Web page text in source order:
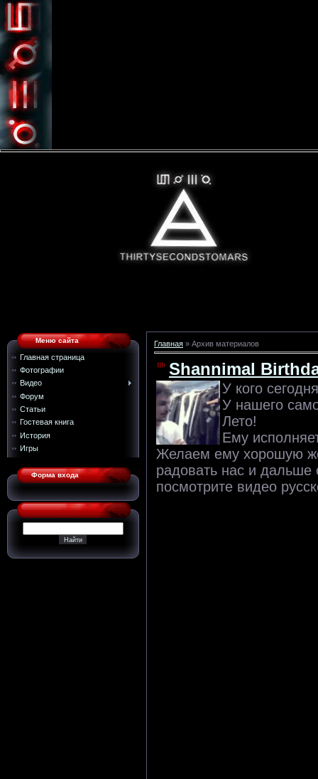
Меню сайта
Главная страница
Фотографии
Видео
Форум
Статьи
Гостевая книга
История
Игры
Форма входа
Главная » Архив материалов
Shannimal
У кого
У нашего
Лето!
Ему
Желаем ему хорошую
радовать нас и дальше
посмотрите видео